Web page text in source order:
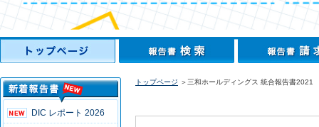
DIC レポート 2026
トップページ ＞三和ホールディングス 統合報告書2021